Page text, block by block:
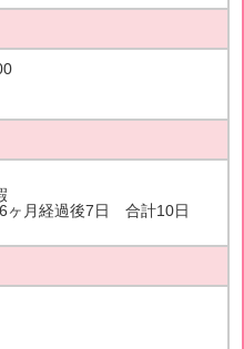
ヶ月経過後7日 合計10日